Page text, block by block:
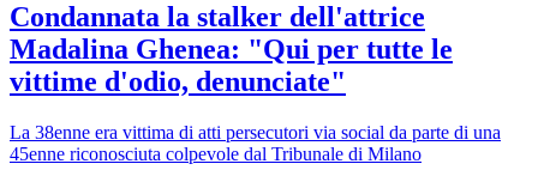
Condannata la stalker dell'attrice
Madalina Ghenea: "Qui per tutte le
vittime d'odio, denunciate"
La 38enne era vittima di atti persecutori via social da parte di una
45enne riconosciuta colpevole dal Tribunale di Milano